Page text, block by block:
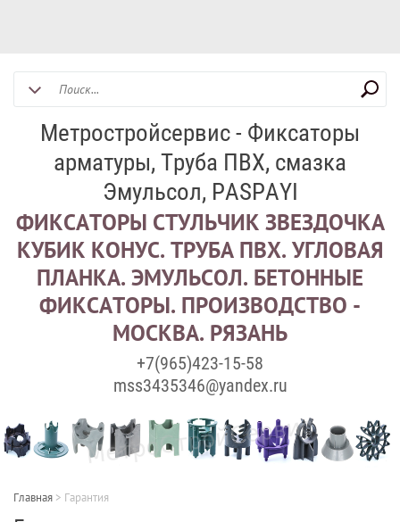
Метростройсервис - Фиксаторы
арматуры, Труба ПВХ, смазка
Эмульсол, PASPAYI
ФИКСАТОРЫ СТУЛЬЧИК ЗВЕЗДОЧКА
КУБИК КОНУС. ТРУБА ПВХ. УГЛОВАЯ
ПЛАНКА. ЭМУЛЬСОЛ. БЕТОННЫЕ
ФИКСАТОРЫ. ПРОИЗВОДСТВО -
МОСКВА. РЯЗАНЬ
+7(965)423-15-58
mss3435346@yandex.ru
Главная > Гарантия